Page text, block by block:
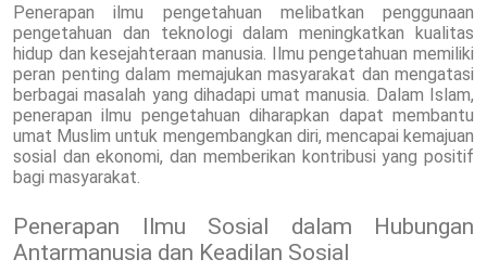
Penerapan ilmu pengetahuan melibatkan penggunaan
pengetahuan dan teknologi dalam meningkatkan kualitas
hidup dan kesejahteraan manusia. Ilmu pengetahuan memiliki
peran penting dalam memajukan masyarakat dan mengatasi
berbagai masalah yang dihadapi umat manusia. Dalam Islam,
penerapan ilmu pengetahuan diharapkan dapat membantu
umat Muslim untuk mengembangkan diri, mencapai kemajuan
sosial dan ekonomi, dan memberikan kontribusi yang positif
bagi masyarakat.
Penerapan Ilmu Sosial dalam Hubungan
Antarmanusia dan Keadilan Sosial